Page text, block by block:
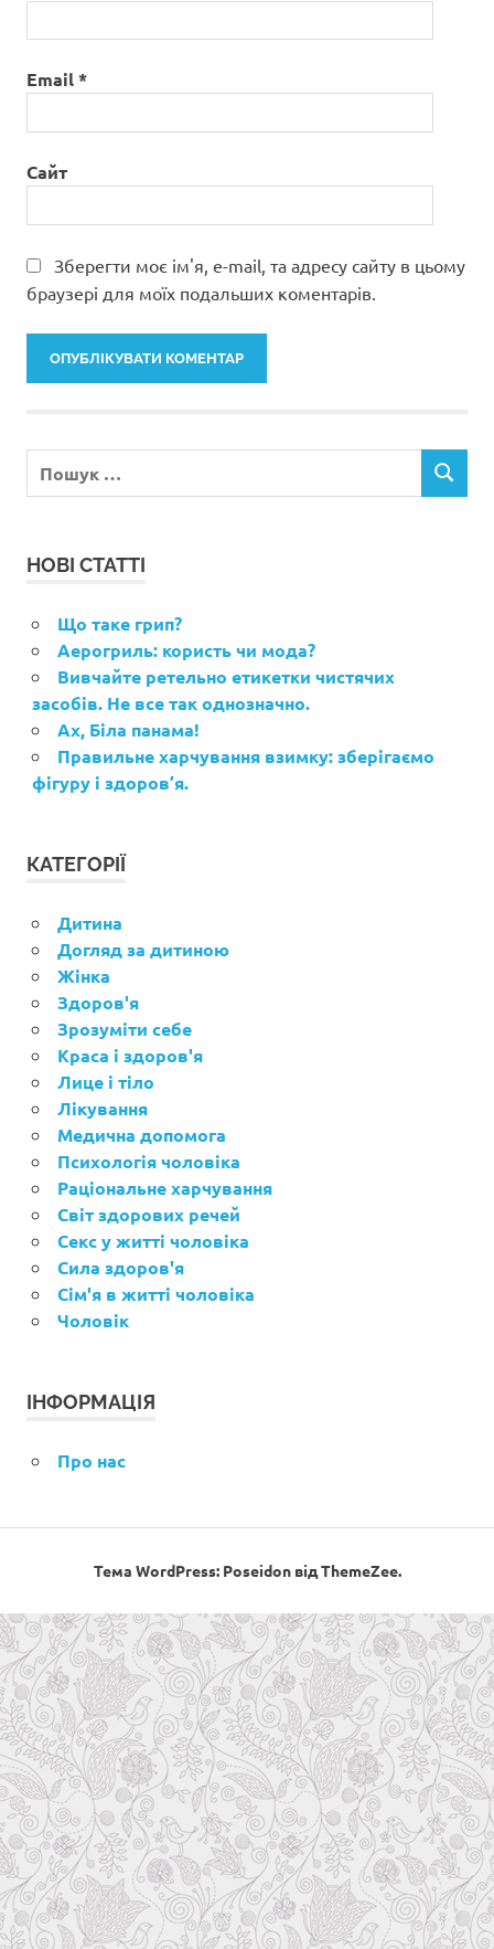
Email*
Сайт
Зберегти моє ім'я, e-mail, та адресу сайту в цьому
браузері для моїх подальших коментарів.
ПОШУК
НОВІ СТАТТІ
Що таке грип?
Аерогриль: користь чи мода?
Вивчайте ретельно етикетки чистячих
засобів. Не все так однозначно.
Ах, Біла панама!
Правильне харчування взимку: зберігаємо
фігуру і здоров’я.
КАТЕГОРІЇ
Дитина
Догляд за дитиною
Жінка
Здоров'я
Зрозуміти себе
Краса і здоров'я
Лице і тіло
Лікування
Медична допомога
Психологія чоловіка
Раціональне харчування
Світ здорових речей
Секс у житті чоловіка
Сила здоров'я
Сім'я в житті чоловіка
Чоловік
ІНФОРМАЦІЯ
Про нас
Тема WordPress: Poseidon від ThemeZee.